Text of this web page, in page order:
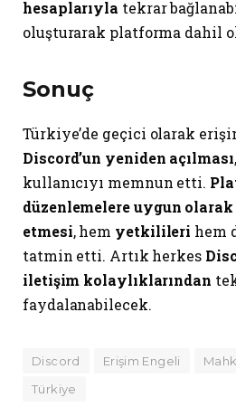
hesaplarıyla tekrar
oluşturarak platforma dahil
Sonuç
Türkiye’de geçici olarak
Discord’un yeniden açılması
kullanıcıyı memnun etti.
düzenlemelere uygun
etmesi, hem yetkilileri hem
tatmin etti. Artık herkes
iletişim kolaylıklarından
faydalanabilecek.
Discord Erişim Engeli
Türkiye